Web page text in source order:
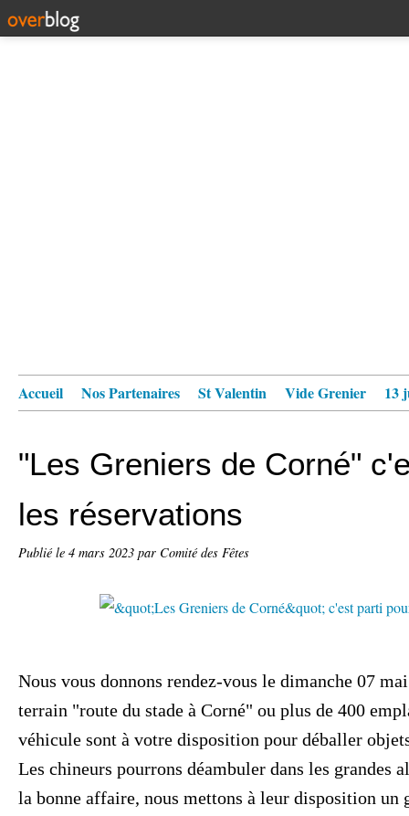
Accueil Nos Partenaires St Valentin Vide Grenier 13
"Les Greniers de Corné"
les réservations
Publié le 4 mars 2023 par Comité des Fêtes
Nous vous donnons rendez-vous le dimanche 07
terrain "route du stade à Corné" ou plus de 400
véhicule sont à votre disposition pour déballer
Les chineurs pourrons déambuler dans les grandes
la bonne affaire, nous mettons à leur disposition un